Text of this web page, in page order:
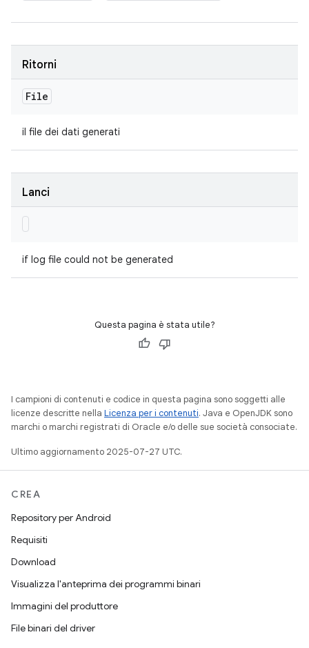
Ritorni
File
il file dei dati generati
Lanci
if log file could not be generated
Questa pagina è stata utile?
I campioni di contenuti e codice in questa pagina sono soggetti alle
licenze descritte nella Licenza per i contenuti. Java e OpenJDK sono
marchi o marchi registrati di Oracle e/o delle sue società consociate.
Ultimo aggiornamento 2025-07-27 UTC.
CREA
Repository per Android
Requisiti
Download
Visualizza l'anteprima dei programmi binari
Immagini del produttore
File binari del driver